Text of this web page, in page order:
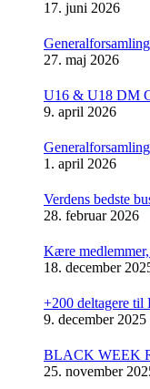
17. juni 2026
27. maj 2026
U16 & U18 DM
9. april 2026
1. april 2026
Verdens bedste
28. februar 2026
Kære
18. december
+200 deltagere til
9. december 2025
BLACK WEEK
25. november